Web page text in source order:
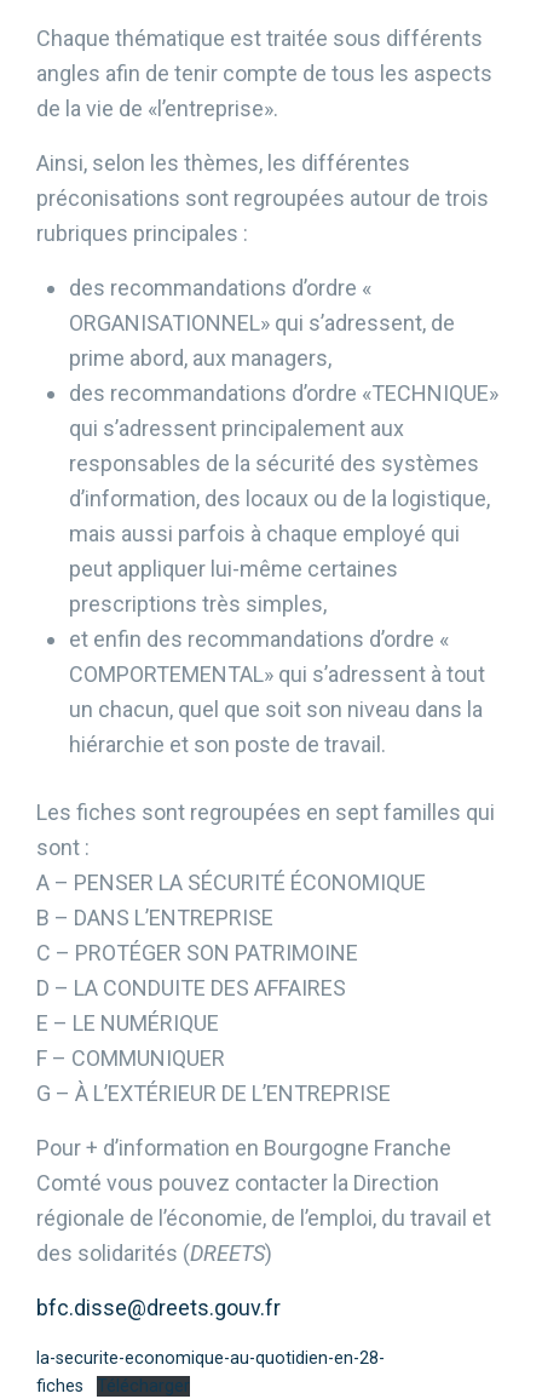
Chaque thématique est traitée sous différents
angles afin de tenir compte de tous les aspects
de la vie de «l’entreprise».
Ainsi, selon les thèmes, les différentes
préconisations sont regroupées autour de trois
rubriques principales :
des recommandations d’ordre «
ORGANISATIONNEL» qui s’adressent, de
prime abord, aux managers,
des recommandations d’ordre «TECHNIQUE»
qui s’adressent principalement aux
responsables de la sécurité des systèmes
d’information, des locaux ou de la logistique,
mais aussi parfois à chaque employé qui
peut appliquer lui-même certaines
prescriptions très simples,
et enfin des recommandations d’ordre «
COMPORTEMENTAL» qui s’adressent à tout
un chacun, quel que soit son niveau dans la
hiérarchie et son poste de travail.
Les fiches sont regroupées en sept familles qui
sont :
A – PENSER LA SÉCURITÉ ÉCONOMIQUE
B – DANS L’ENTREPRISE
C – PROTÉGER SON PATRIMOINE
D – LA CONDUITE DES AFFAIRES
E – LE NUMÉRIQUE
F – COMMUNIQUER
G – À L’EXTÉRIEUR DE L’ENTREPRISE
Pour + d’information en Bourgogne Franche
Comté vous pouvez contacter la Direction
régionale de l’économie, de l’emploi, du travail et
des solidarités (DREETS)
bfc.disse@dreets.gouv.fr
la-securite-economique-au-quotidien-en-28-
fiches
Télécharger